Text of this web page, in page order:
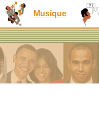
Musique